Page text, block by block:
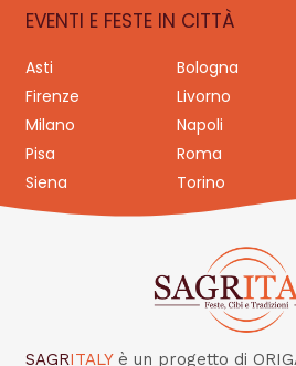
EVENTI E FESTE IN CITTÀ
Asti Bologna
Firenze
Livorno
Milano
Napoli
Pisa
Roma
Siena
Torino
SAGRITALY è un progetto di